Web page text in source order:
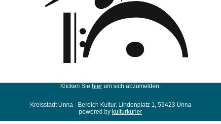
Klicken Sie hier um sich abzumelden.
Kreisstadt Unna - Bereich Kultur, Lindenplatz 1, 59423 Unna
powered by kulturkurier